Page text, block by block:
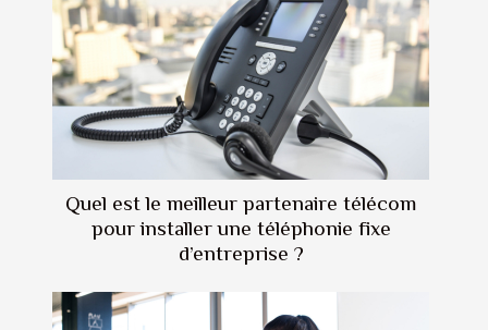
Quel est le meilleur partenaire télécom
pour installer une téléphonie fixe
d’entreprise ?